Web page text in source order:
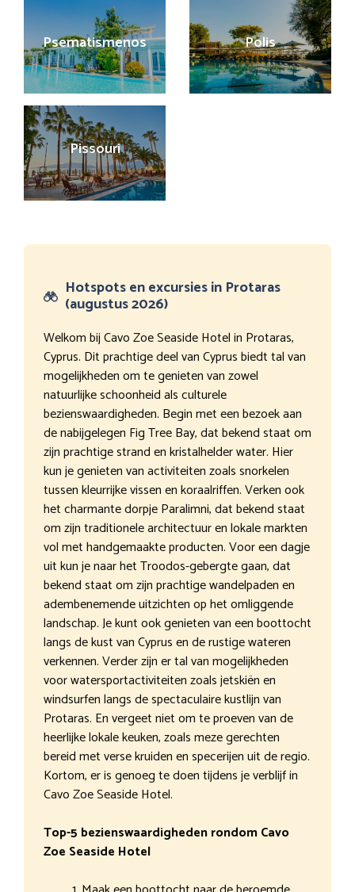
Psematismenos Polis
Pissouri
Hotspots en excursies in Protaras
(augustus 2026)
Welkom bij Cavo Zoe Seaside Hotel in Protaras,
Cyprus. Dit prachtige deel van Cyprus biedt tal van
mogelijkheden om te genieten van zowel
natuurlijke schoonheid als culturele
bezienswaardigheden. Begin met een bezoek aan
de nabijgelegen Fig Tree Bay, dat bekend staat om
zijn prachtige strand en kristalhelder water. Hier
kun je genieten van activiteiten zoals snorkelen
tussen kleurrijke vissen en koraalriffen. Verken ook
het charmante dorpje Paralimni, dat bekend staat
om zijn traditionele architectuur en lokale markten
vol met handgemaakte producten. Voor een dagje
uit kun je naar het Troodos-gebergte gaan, dat
bekend staat om zijn prachtige wandelpaden en
adembenemende uitzichten op het omliggende
landschap. Je kunt ook genieten van een boottocht
langs de kust van Cyprus en de rustige wateren
verkennen. Verder zijn er tal van mogelijkheden
voor watersportactiviteiten zoals jetskiën en
windsurfen langs de spectaculaire kustlijn van
Protaras. En vergeet niet om te proeven van de
heerlijke lokale keuken, zoals meze gerechten
bereid met verse kruiden en specerijen uit de regio.
Kortom, er is genoeg te doen tijdens je verblijf in
Cavo Zoe Seaside Hotel.
Top-5 bezienswaardigheden rondom Cavo
Zoe Seaside Hotel